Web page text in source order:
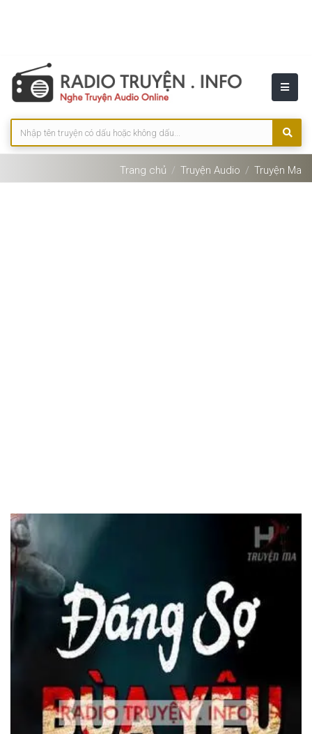
Trang chủ Truyện Audio Truyện Ma